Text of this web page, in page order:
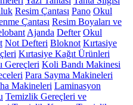
Resim Çantası Pano Okul
Çantası Resim Boyaları ve
Ajanda Defter Okul
Not Defteri Bloknot Kırtasiye
Kırtasiye Kağıt Ürünleri
Gereçleri Koli Bandı Makinesi
Para Sayma Makineleri
Makineleri Laminasyon
Temizlik Gereçleri ve